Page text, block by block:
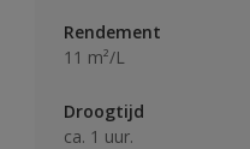
Rendement
11 m²/L
Droogtijd
ca. 1 uur.